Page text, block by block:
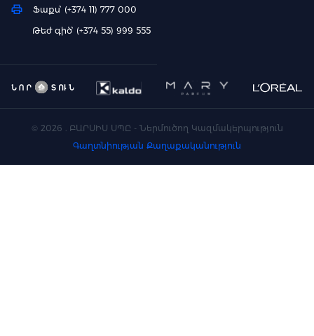
Ֆաքս՝ (+374 11) 777 000
Թեժ գիծ՝ (+374 55) 999 555
© 2026 . ԲԱՐՍԻՍ ՍՊԸ - Ներմուծող Կազմակերպություն
Գաղտնիության Քաղաքականություն